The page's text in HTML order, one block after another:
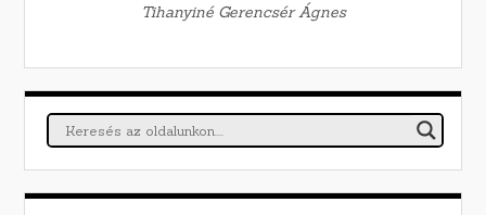
Tihanyiné Gerencsér Ágnes